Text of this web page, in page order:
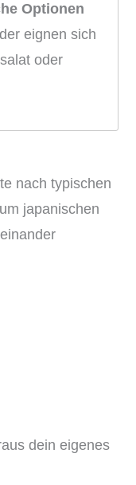
Optionen
eignen sich
oder
nach typischen
japanischen
dein eigenes